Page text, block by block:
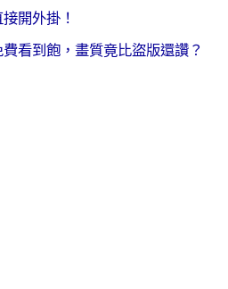
開外掛！
看到飽，畫質竟比盜版還讚？